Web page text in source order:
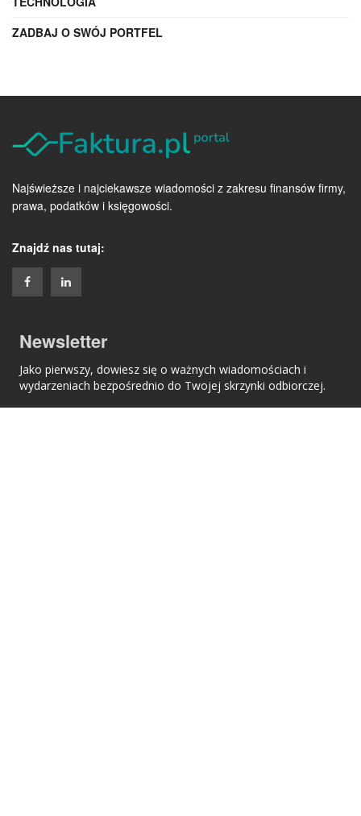
ZADBAJ O SWÓJ PORTFEL
Najświeższe i najciekawsze wiadomości z zakresu finansów firmy,
prawa, podatków i księgowości.
Znajdź nas tutaj:
Newsletter
Jako pierwszy, dowiesz się o ważnych wiadomościach i
wydarzeniach bezpośrednio do Twojej skrzynki odbiorczej.